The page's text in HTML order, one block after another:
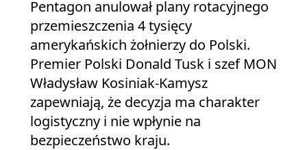
Pentagon anulował plany rotacyjnego
przemieszczenia 4 tysięcy
amerykańskich żołnierzy do Polski.
Premier Polski Donald Tusk i szef MON
Władysław Kosiniak-Kamysz
zapewniają, że decyzja ma charakter
logistyczny i nie wpłynie na
bezpieczeństwo kraju.